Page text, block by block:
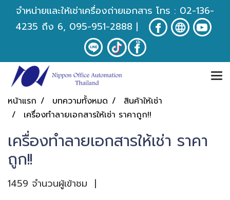
จำหน่ายและให้เช่าเครื่องถ่ายเอกสาร โทร : 02-136-
4235 ถึง 6, 095-951-2888 |
หน้าแรก บทความทั้งหมด
สินค้าให้เช่า
เครื่องทำลายเอกสารให้เช่า ราคาถูก!!
เครื่องทำลายเอกสารให้เช่า ราคา
ถูก!!
1459 จำนวนผู้เข้าชม |